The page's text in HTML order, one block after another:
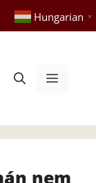
Hungarian ▼
Menü
nem